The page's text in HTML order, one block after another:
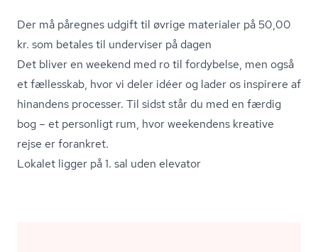
Der må påregnes udgift til øvrige materialer på 50,00
kr. som betales til underviser på dagen
Det bliver en weekend med ro til fordybelse, men også
et fællesskab, hvor vi deler idéer og lader os inspirere af
hinandens processer. Til sidst står du med en færdig
bog – et personligt rum, hvor weekendens kreative
rejse er forankret.
Lokalet ligger på 1. sal uden elevator